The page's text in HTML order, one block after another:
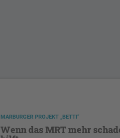
MARBURGER PROJEKT „BETTI“
Wenn das MRT mehr